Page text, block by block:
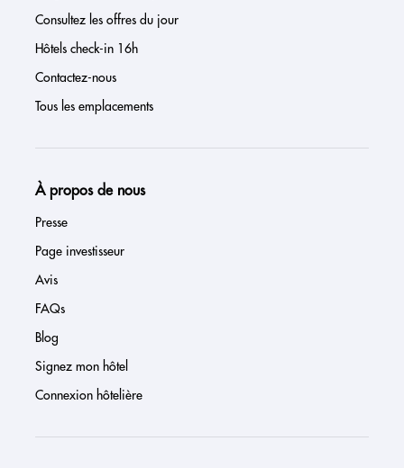
Consultez les offres du jour
Hôtels check-in 16h
Contactez-nous
Tous les emplacements
À propos de nous
Presse
Page investisseur
Avis
FAQs
Blog
Signez mon hôtel
Connexion hôtelière